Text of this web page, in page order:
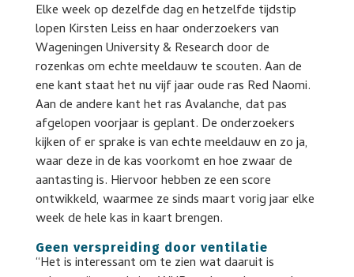
Elke week op dezelfde dag en hetzelfde tijdstip
lopen Kirsten Leiss en haar onderzoekers van
Wageningen University & Research door de
rozenkas om echte meeldauw te scouten. Aan de
ene kant staat het nu vijf jaar oude ras Red Naomi.
Aan de andere kant het ras Avalanche, dat pas
afgelopen voorjaar is geplant. De onderzoekers
kijken of er sprake is van echte meeldauw en zo ja,
waar deze in de kas voorkomt en hoe zwaar de
aantasting is. Hiervoor hebben ze een score
ontwikkeld, waarmee ze sinds maart vorig jaar elke
week de hele kas in kaart brengen.
Geen verspreiding door ventilatie
“Het is interessant om te zien wat daaruit is